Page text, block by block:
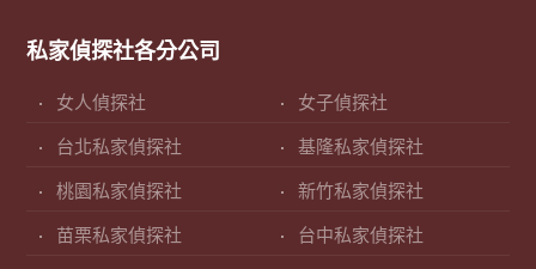
私家偵探社各分公司
女人偵探社 女子偵探社
台北私家偵探社 基隆私家偵探社
桃園私家偵探社 新竹私家偵探社
苗栗私家偵探社 台中私家偵探社